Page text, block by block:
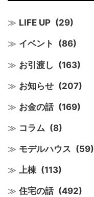
LIFE UP (29)
イベント (86)
お引渡し (163)
お知らせ (207)
お金の話 (169)
コラム (8)
モデルハウス (59)
上棟 (113)
住宅の話 (492)